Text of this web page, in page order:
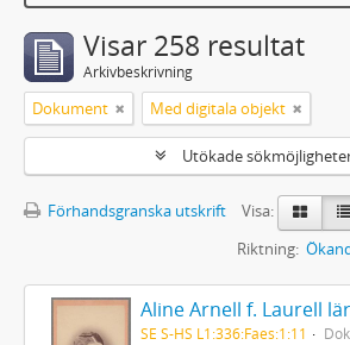
Visar 258 resultat
Arkivbeskrivning
Dokument Med digitala objekt
Utökade
Förhandsgranska utskrift
Visa:
Riktning:
SE S-HS L1:336:Faes:1:11